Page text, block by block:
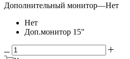
Дополнительный монитор—Нет
Нет
Доп.монитор 15"